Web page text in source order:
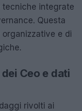
tecniche integrate
Questa
e di
Ceo e dati
rivolti ai